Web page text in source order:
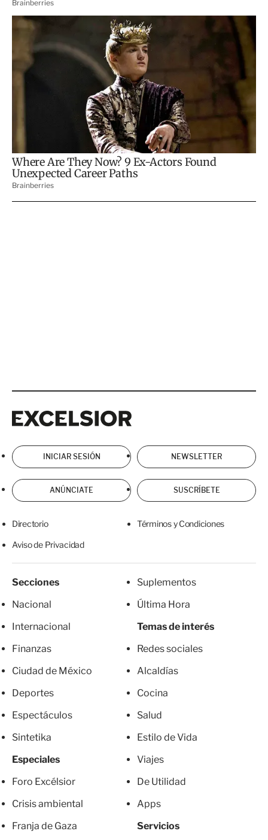
INICIAR SESIÓN NEWSLETTER
ANÚNCIATE SUSCRÍBETE
Directorio Términos y Condiciones
Aviso de Privacidad
Secciones
Nacional
Internacional
Finanzas
Ciudad de México
Deportes
Espectáculos
Sintetika
Especiales
Foro Excélsior
Crisis ambiental
Franja de Gaza
Suplementos
Última Hora
Temas de interés
Redes sociales
Alcaldías
Cocina
Salud
Estilo de Vida
Viajes
De Utilidad
Apps
Servicios